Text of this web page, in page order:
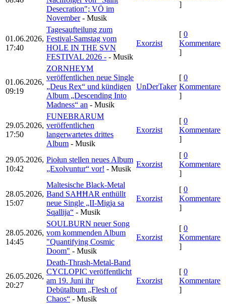
Desecration"; VÖ im
November- Musik
]
01.06.2026,
17:40
Tagesaufteilung zum
Festival-Samstag vom
HOLE IN THE SVN
FESTIVAL 2026 - - Musik
Exorzist
[ 0
Kommentare
]
01.06.2026,
09:19
ZORNHEYM
veröffentlichen neue Single
„Deus Rex“ und kündigen
Album „Descending Into
Madness“ an - Musik
UnDerTaker
[ 0
Kommentare
]
29.05.2026,
17:50
FUNEBRARUM
veröffentlichen
langerwartetes drittes
Album - Musik
Exorzist
[ 0
Kommentare
]
29.05.2026,
10:42
Piołun stellen neues Album
„Exolvuntur“ vor! - Musik
Exorzist
[ 0
Kommentare
]
28.05.2026,
15:07
Maltesische Black-Metal
Band SAĦĦAR enthüllt
neue Single „II-Migja sa
Sqallija“ - Musik
Exorzist
[ 0
Kommentare
]
28.05.2026,
14:45
SOULBURN neuer Song
vom kommenden Album
"Quantifying Cosmic
Doom" - Musik
Exorzist
[ 0
Kommentare
]
26.05.2026,
20:27
Death-Thrash-Metal-Band
CYCLOPIC veröffentlicht
am 19. Juni ihr
Debütalbum „Flesh of
Chaos“ - Musik
Exorzist
[ 0
Kommentare
]